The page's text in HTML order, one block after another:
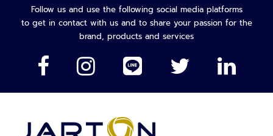
คั
ด
อ
พ
จดหมาย
ข่าว
Follow us and use the following social media platforms
to get in contact with us and to share your passion for the
brand, products and services